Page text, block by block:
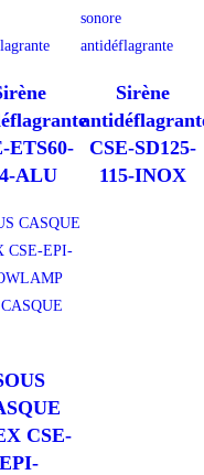
ETS60-
ALU
sonore
antidéflagrante
Sirène
CSE-SD125-
115-INOX
CSE-
EPI-